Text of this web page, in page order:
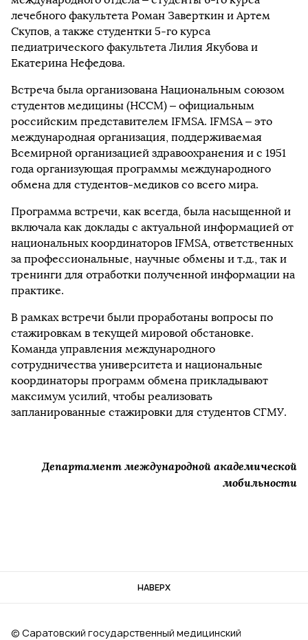
лечебного факультета Роман Заверткин и Артем
Скупов, а также студентки 5-го курса
педиатрического факультета Лилия Якубова и
Екатерина Нефедова.
Встреча была организована Национальным союзом
студентов медицины (НССМ) – официальным
российским представителем IFMSA. IFMSA – это
международная организация, поддерживаемая
Всемирной организацией здравоохранения и с 1951
года организующая программы международного
обмена для студентов-медиков со всего мира.
Программа встречи, как всегда, была насыщенной и
включала как доклады с актуальной информацией от
национальных координаторов IFMSA, ответственных
за профессиональные, научные обмены и т.д., так и
тренинги для отработки полученной информации на
практике.
В рамках встречи были проработаны вопросы по
стажировкам в текущей мировой обстановке.
Команда управления международного
сотрудничества университета и национальные
координаторы программ обмена прикладывают
максимум усилий, чтобы реализовать
запланированные стажировки для студентов СГМУ.
Департамент международной академической
мобильности
НАВЕРХ
© Саратовский государственный медицинский